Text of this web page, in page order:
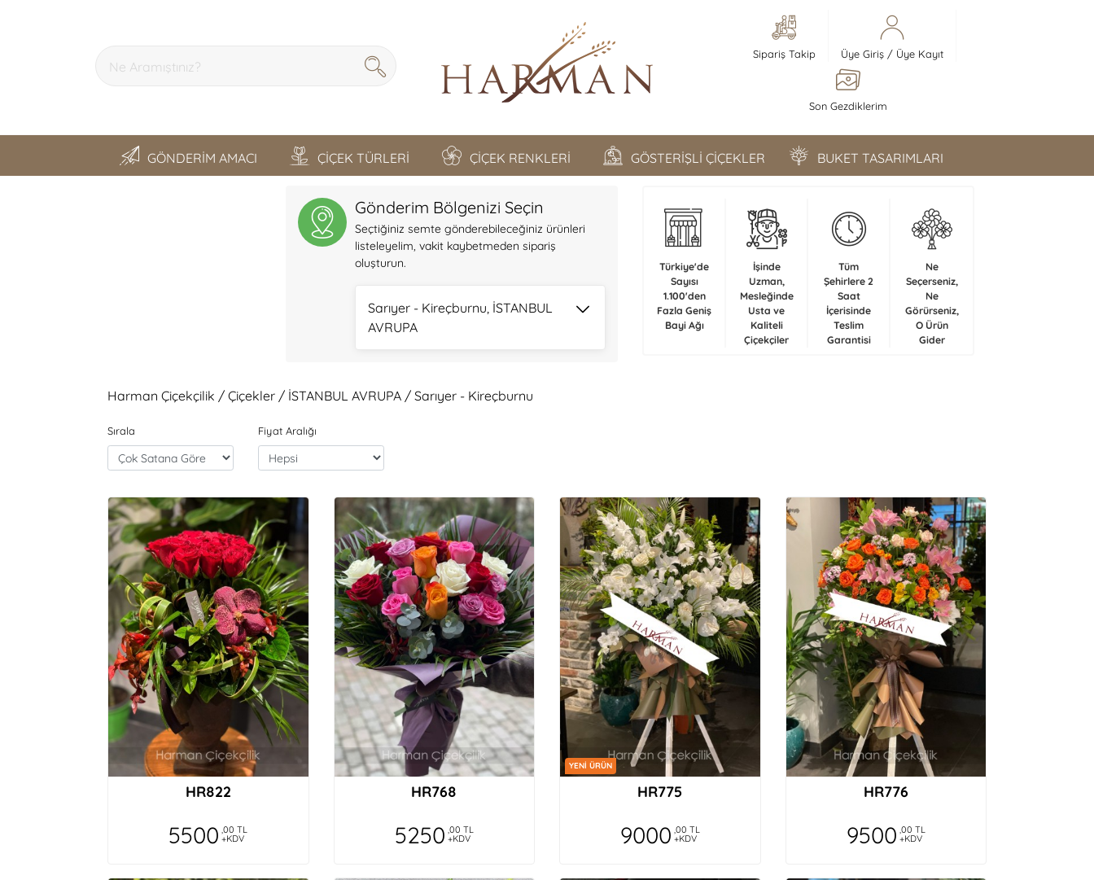
Sipariş Takip Üye Giriş/ Üye Kayıt
Son Gezdiklerim
GÖNDERİM AMACI ÇİÇEK TÜRLERİ ÇİÇEK RENKLERİ GÖSTERİŞLİ ÇİÇEKLER BUKET TASARIMLARI
Gönderim Bölgenizi Seçin
Seçtiğiniz semte gönderebileceğiniz ürünleri
listeleyelim, vakit kaybetmeden sipariş
oluşturun.
Sarıyer - Kireçburnu, İSTANBUL
AVRUPA
Türkiye'de
Sayısı
1.100'den
Fazla Geniş
Bayi Ağı
İşinde
Uzman,
Mesleğinde
Usta ve
Kaliteli
Çiçekçiler
Tüm
Şehirlere 2
Saat
İçerisinde
Teslim
Garantisi
Ne
Seçerseniz,
Ne
Görürseniz,
O Ürün
Gider
Harman Çiçekçilik / Çiçekler / İSTANBUL AVRUPA / Sarıyer - Kireçburnu
Sırala Fiyat Aralığı
HR822
5500 ,00 TL
+KDV
HR768
5250 ,00 TL
+KDV
YENİ ÜRÜN
HR775
9000 ,00 TL
+KDV
HR776
9500 ,00 TL
+KDV